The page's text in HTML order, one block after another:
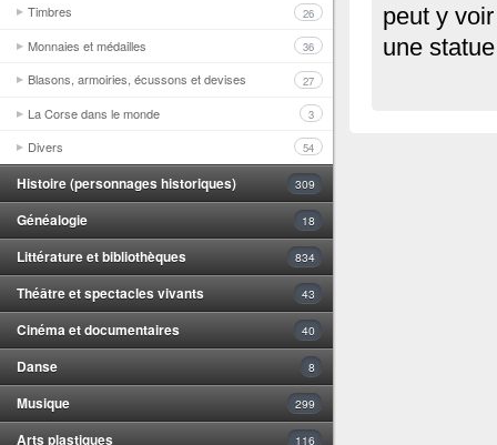
Timbres 26
Monnaies et médailles 36
Blasons, armoiries, écussons et devises 27
La Corse dans le monde 3
Divers 54
Histoire (personnages historiques) 309
Généalogie 18
Littérature et bibliothèques 834
Théâtre et spectacles vivants 43
Cinéma et documentaires 40
Danse 8
Musique 299
Arts plastiques 116
peut y
une